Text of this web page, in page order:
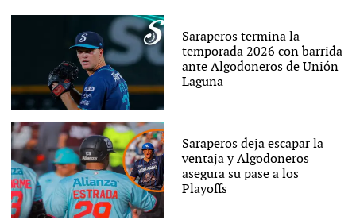
Saraperos termina la
temporada 2026 con barrida
ante Algodoneros de Unión
Laguna
Saraperos deja escapar la
ventaja y Algodoneros
asegura su pase a los
Playoffs